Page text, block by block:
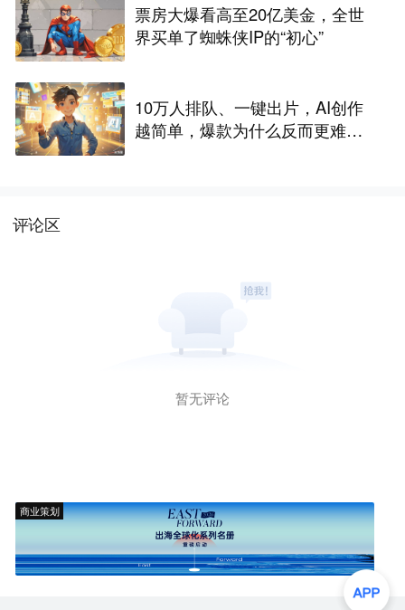
票房大爆看高至20亿美金，全世
界买单了蜘蛛侠IP的“初心”
10万人排队、一键出片，AI创作
越简单，爆款为什么反而更难做
评论区
暂无评论
商业策划